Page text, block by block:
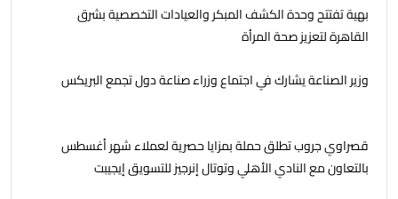
بهية تفتتح وحدة الكشف المبكر والعيادات التخصصية بشرق
القاهرة لتعزيز صحة المرأة
وزير الصناعة يشارك في اجتماع وزراء صناعة دول تجمع البريكس
قصراوي جروب تطلق حملة بمزايا حصرية لعملاء شهر أغسطس
بالتعاون مع النادي الأهلي وتوتال إنرجيز للتسويق إيجيبت